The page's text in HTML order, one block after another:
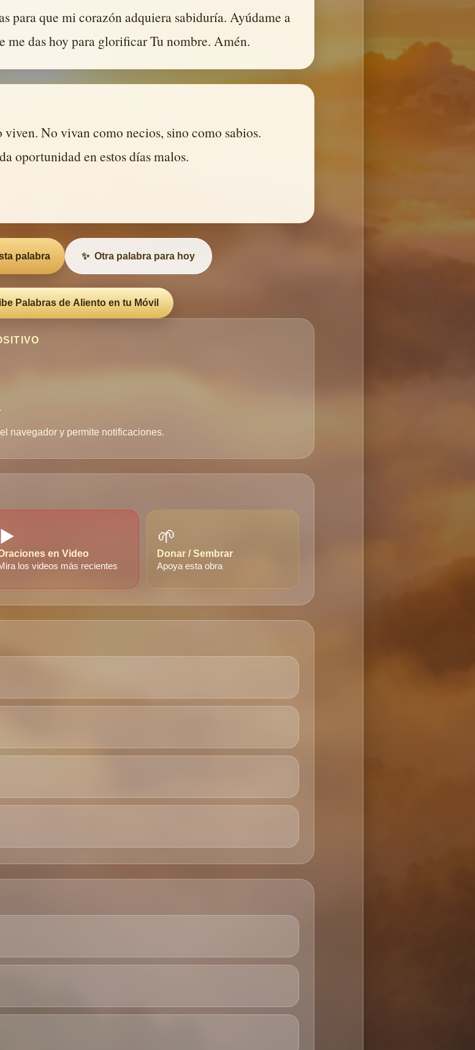
para que mi corazón adquiera sabiduría. Ayúdame a
me das hoy para glorificar Tu nombre. Amén.
No vivan como necios, sino como sabios.
oportunidad en estos días malos.
palabra ✨ Otra palabra para hoy
Palabras de Aliento en tu Móvil
navegador y permite notificaciones.
▶️
en Video
los videos más recientes
🌱
Donar / Sembrar
Apoya esta obra